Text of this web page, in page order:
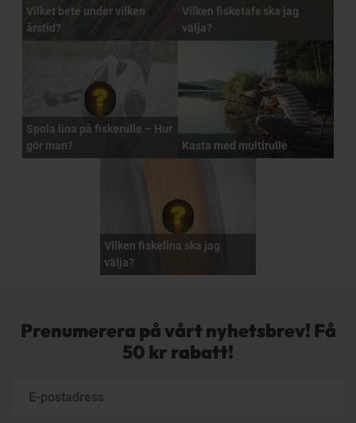
Vilket bete under vilken
årstid?
Vilken fisketafs ska jag
välja?
Spola lina på fiskerulle – Hur
gör man?
Kasta med multirulle
Vilken fiskelina ska jag
välja?
Prenumerera på vårt nyhetsbrev! Få
50 kr rabatt!